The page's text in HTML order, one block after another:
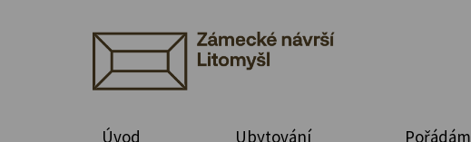
Úvod Ubytování Pořádám